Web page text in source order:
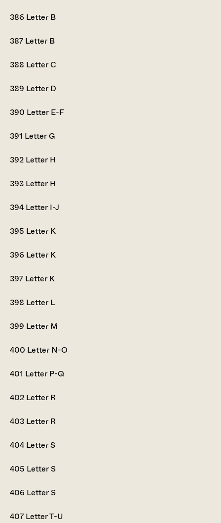
386 Letter B
387 Letter B
388 Letter C
389 Letter D
390 Letter E-F
391 Letter G
392 Letter H
393 Letter H
394 Letter I-J
395 Letter K
396 Letter K
397 Letter K
398 Letter L
399 Letter M
400 Letter N-O
401 Letter P-Q
402 Letter R
403 Letter R
404 Letter S
405 Letter S
406 Letter S
407 Letter T-U